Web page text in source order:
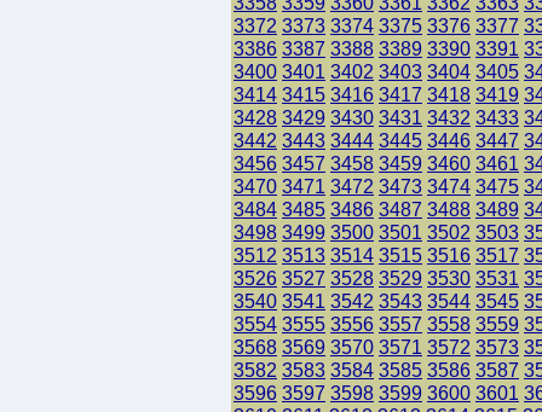
3372 3373 3374 3375 3376 3377
3386 3387 3388 3389 3390 3391
3400 3401 3402 3403 3404 3405
3414 3415 3416 3417 3418 3419
3428 3429 3430 3431 3432 3433
3442 3443 3444 3445 3446 3447
3456 3457 3458 3459 3460 3461
3470 3471 3472 3473 3474 3475
3484 3485 3486 3487 3488 3489
3498 3499 3500 3501 3502 3503
3512 3513 3514 3515 3516 3517
3526 3527 3528 3529 3530 3531
3540 3541 3542 3543 3544 3545
3554 3555 3556 3557 3558 3559
3568 3569 3570 3571 3572 3573
3582 3583 3584 3585 3586 3587
3596 3597 3598 3599 3600 3601